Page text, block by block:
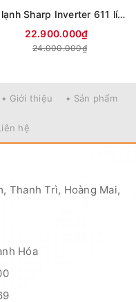
Tủ lạnh Sharp Inverter 611 lít Multi Door SJ-FXPI700VG-BK
22.900.000₫
24.000.000₫
• Giới thiệu • Sản phẩm
hệ
Thanh Trì, Hoàng Mai,
Hóa